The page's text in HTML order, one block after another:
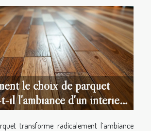
le choix de parquet
il l'ambiance d'un intérieur
?
transforme radicalement l’ambiance